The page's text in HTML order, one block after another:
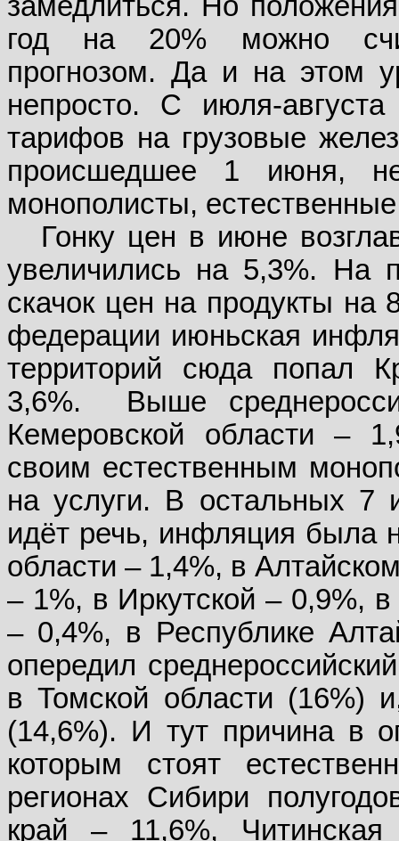
год на 20% можно
прогнозом. Да и на этом
непросто. С июля-
тарифов на грузовые
происшедшее 1 июня,
монополисты,
Гонку цен в июне
увеличились на 5,3%. На
скачок цен на продукты
федерации июньская
территорий сюда попал
3,6%.
Выше
Кемеровской области –
своим естественным
на услуги. В остальных 7
идёт речь, инфляция была
области – 1,4%, в
– 1%, в Иркутской – 0,9%,
– 0,4%, в Республике
опередил
в Томской области (16%)
(14,6%). И тут причина в
которым стоят
регионах Сибири
край – 11,6%,